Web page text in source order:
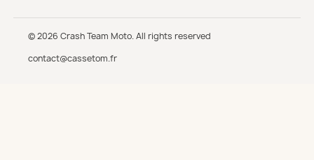
© 2026 Crash Team Moto. All rights reserved
contact@cassetom.fr